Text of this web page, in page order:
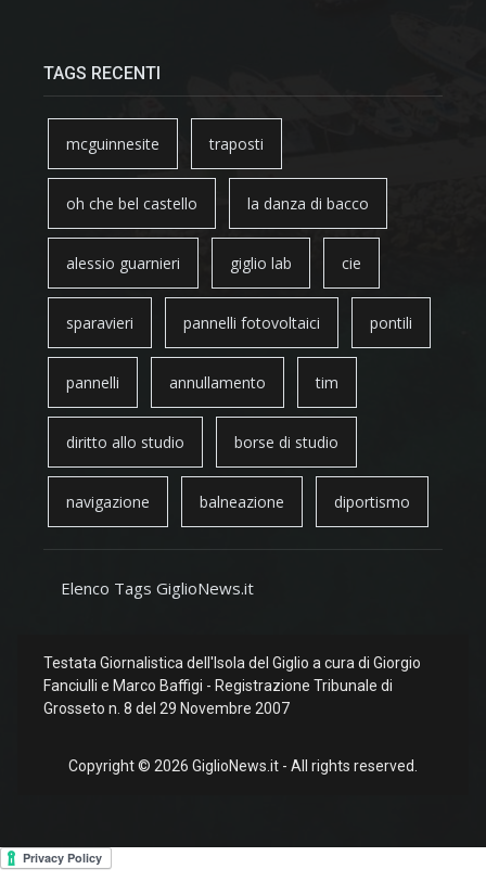
TAGS RECENTI
mcguinnesite traposti
oh che bel castello la danza di bacco
alessio guarnieri giglio lab cie
sparavieri pannelli fotovoltaici pontili
pannelli annullamento tim
diritto allo studio borse di studio
navigazione balneazione diportismo
Elenco Tags GiglioNews.it
Testata Giornalistica dell'Isola del Giglio a cura di Giorgio
Fanciulli e Marco Baffigi - Registrazione Tribunale di
Grosseto n. 8 del 29 Novembre 2007
Copyright © 2026 GiglioNews.it - All rights reserved.